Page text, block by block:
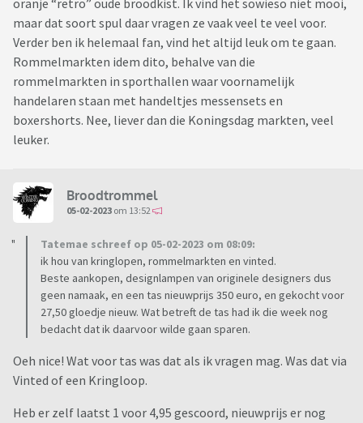
oranje “retro” oude broodkist. Ik vind het sowieso niet mooi,
maar dat soort spul daar vragen ze vaak veel te veel voor.
Verder ben ik helemaal fan, vind het altijd leuk om te gaan.
Rommelmarkten idem dito, behalve van die
rommelmarkten in sporthallen waar voornamelijk
handelaren staan met handeltjes messensets en
boxershorts. Nee, liever dan die Koningsdag markten, veel
leuker.
Broodtrommel
05-02-2023 om 13:52
Tatemae schreef op 05-02-2023 om 08:09:
ik hou van kringlopen, rommelmarkten en vinted.
Beste aankopen, designlampen van originele designers dus
geen namaak, en een tas nieuwprijs 350 euro, en gekocht voor
27,50 gloedje nieuw. Wat betreft de tas had ik die week nog
bedacht dat ik daarvoor wilde gaan sparen.
Oeh nice! Wat voor tas was dat als ik vragen mag. Was dat via
Vinted of een Kringloop.
Heb er zelf laatst 1 voor 4,95 gescoord, nieuwprijs er nog